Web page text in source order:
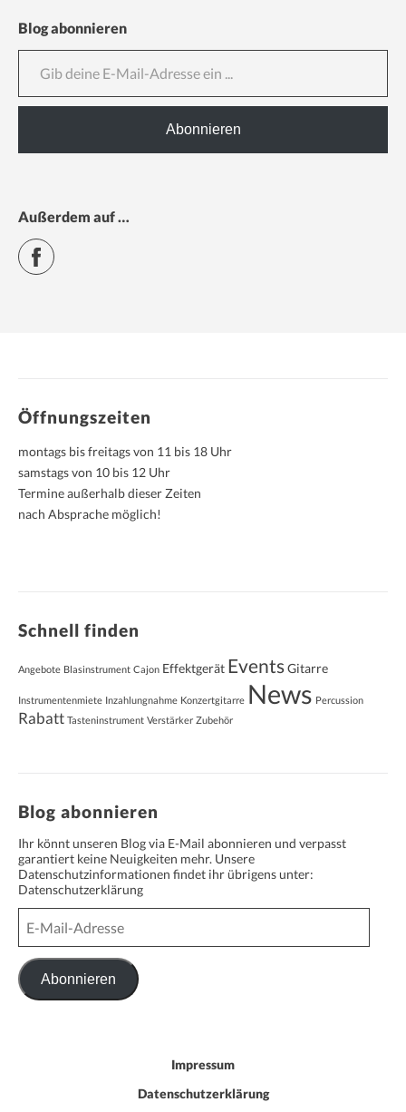
Blog abonnieren
Gib deine E-Mail-Adresse ein ...
Abonnieren
Außerdem auf …
Facebook
Öffnungszeiten
montags bis freitags von 11 bis 18 Uhr
samstags von 10 bis 12 Uhr
Termine außerhalb dieser Zeiten
nach Absprache möglich!
Schnell finden
Angebote Blasinstrument Cajon Effektgerät EventsGitarre
Instrumentenmiete Inzahlungnahme Konzertgitarre News Percussion
Rabatt Tasteninstrument Verstärker Zubehör
Blog abonnieren
Ihr könnt unseren Blog via E-Mail abonnieren und verpasst
garantiert keine Neuigkeiten mehr. Unsere
Datenschutzinformationen findet ihr übrigens unter:
Datenschutzerklärung
Mail-
Adresse
Abonnieren
Impressum
Datenschutzerklärung